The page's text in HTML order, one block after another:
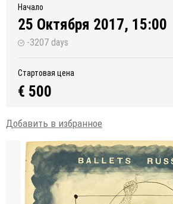
Начало
25 Октября 2017, 15:00
-3207 days
Стартовая цена
€ 500
Добавить в избранное